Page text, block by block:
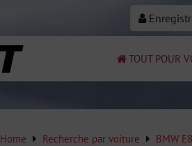
TOUT POUR
Home Recherche par voiture BMW